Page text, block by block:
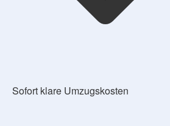
Sofort klare Umzugskosten